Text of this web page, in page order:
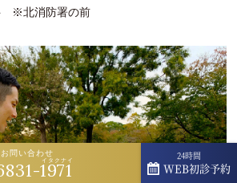
※北消防署の前
問い合わせ
イタクナイ
1971
24時間
WEB初診予約